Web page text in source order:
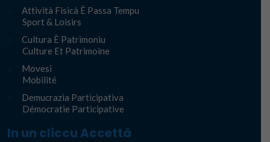
Attività Fisicà È Passa Tempu
Sport & Loisirs
Cultura È Patrimoniu
Culture Et Patrimoine
Movesi
Mobilité
Demucrazia Participativa
Démocratie Participative
In un cliccu Accettà